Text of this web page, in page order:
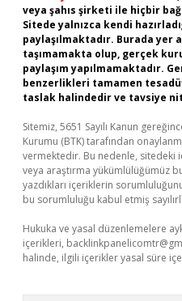
veya şahıs şirketi ile hiçbir
Sitede yalnızca kendi
paylaşılmaktadır. Burada
taşımamakta olup, gerçek
paylaşım yapılmamaktadır.
benzerlikleri tamamen
taslak halindedir ve tavsiye
Sitemiz, 5651 Sayılı Kanun
Kurumu (BTK) tarafından
vermektedir. Bu nedenle,
veya araştırma yükümlülüğümüz
yazdıkları içeriklerin
bu sorumluluğu kabul etmiş
Hukuka ve yasal düzenlemelere
içerikleri,
halinde, ilgili içerikler yasal süre